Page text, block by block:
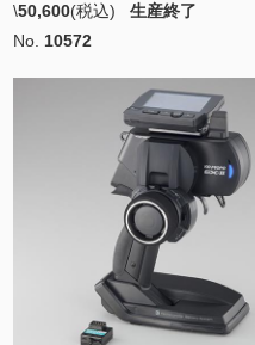
\50,600(税込) 生産終了
No. 10572